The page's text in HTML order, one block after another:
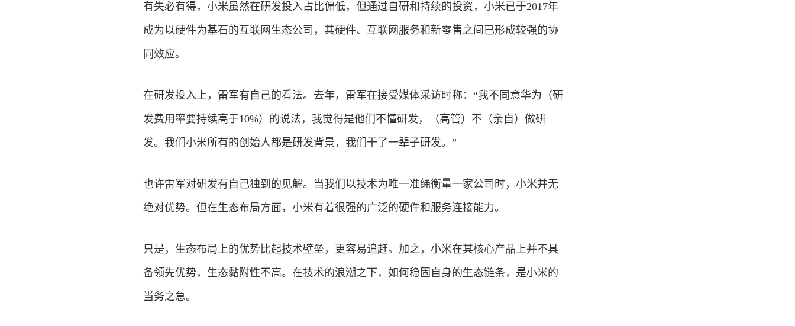
有失必有得，小米虽然在研发投入占比偏低，但通过自研和持续的投资，小米已于2017年
成为以硬件为基石的互联网生态公司，其硬件、互联网服务和新零售之间已形成较强的协
同效应。
在研发投入上，雷军有自己的看法。去年，雷军在接受媒体采访时称：“我不同意华为（研
发费用率要持续高于10%）的说法，我觉得是他们不懂研发，（高管）不（亲自）做研
发。我们小米所有的创始人都是研发背景，我们干了一辈子研发。”
也许雷军对研发有自己独到的见解。当我们以技术为唯一准绳衡量一家公司时，小米并无
绝对优势。但在生态布局方面，小米有着很强的广泛的硬件和服务连接能力。
只是，生态布局上的优势比起技术壁垒，更容易追赶。加之，小米在其核心产品上并不具
备领先优势，生态黏附性不高。在技术的浪潮之下，如何稳固自身的生态链条，是小米的
当务之急。